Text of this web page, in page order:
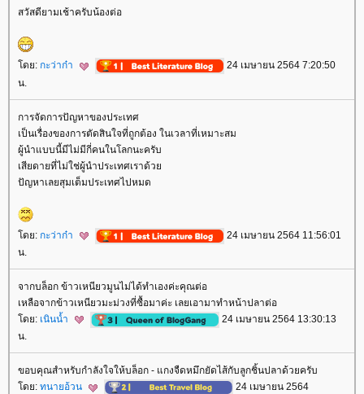
สวัสดียามเช้าครับน้องต่อ
ดย: กะว่าก๋า
24 เมษายน 2564 7:20:50
น.
การจัดการปัญหาของประเทศ
เป็นเรื่องของการตัดสินใจที่ถูกต้อง ในเวลาที่เหมาะสม
ผู้นำแบบนี้มีไม่มีกี่คนในโลกนะครับ
เสียดายที่ไม่ใช่ผู้นำประเทศเราด้ว
ปัญหาเลยสุมเต็มประเทศไปหมด
ดย: กะว่าก๋า
24 เมษายน 2564 11:56:01
น.
จากบล็อก ข้าวเหนียวมูนไม่ได้ทำเองค่ะคุณต่อ
เหลือจากข้าวเหนียวมะม่วงที่ซื้อมาค่ะ เลยเอามาทำหน้าปลาต่อ
ดย: เนินน้ำ
24 เมษายน 2564 13:30:13
น.
ขอบคุณสำหรับกำลังใจให้บล็อก - แกงจืดหมึกยัดไส้กับลูกชิ้นปลาด้วยครับ
ดย: ทนายอ้วน
24 เมษายน 2564